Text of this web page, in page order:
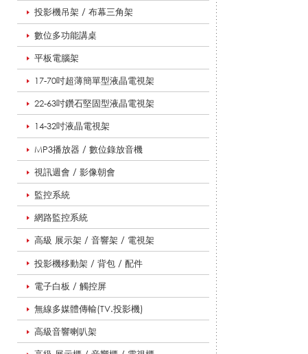
投影機吊架 / 布幕三角架
數位多功能講桌
平板電腦架
17-70吋超薄簡單型液晶電視架
22-63吋鑽石堅固型液晶電視架
14-32吋液晶電視架
MP3播放器 / 數位錄放音機
視訊週會 / 影像朝會
監控系統
網路監控系統
高級 展示架 / 音響架 / 電視架
投影機移動架 / 背包 / 配件
電子白板 / 觸控屏
無線多媒體傳輸(TV.投影機)
高級音響喇叭架